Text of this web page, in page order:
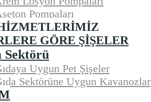
Pompaları
GÖRE ŞIŞELER
Sektörü
Uygun Pet Şişeler
Sektörüne Uygun Kavanozlar